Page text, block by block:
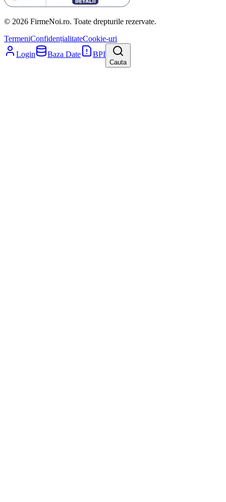
© 2026 FirmeNoi.ro. Toate drepturile rezervate.
TermeniConfidențialitateCookie-uri
Login
Baza Date BPI
Cauta